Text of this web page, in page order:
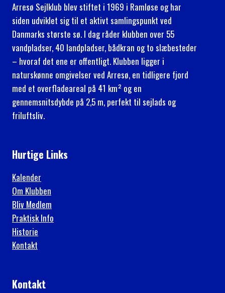
Arresø Sejlklub blev stiftet i 1969 i Ramløse og har
siden udviklet sig til et aktivt samlingspunkt ved
Danmarks største sø. I dag råder klubben over 55
vandpladser, 40 landpladser, bådkran og to slæbesteder
– hvoraf det ene er offentligt. Klubben ligger i
naturskønne omgivelser ved Arresø, en tidligere fjord
med et overfladeareal på 41 km² og en
gennemsnitsdybde på 2,5 m, perfekt til sejlads og
friluftsliv.
Hurtige Links
Kalender
Om Klubben
Bliv Medlem
Praktisk Info
Historie
Kontakt
Kontakt